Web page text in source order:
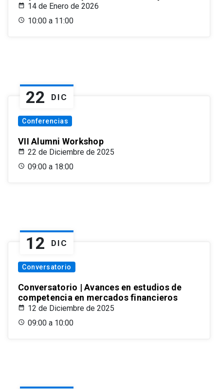
14 de Enero de 2026
10:00 a 11:00
22 DIC
Conferencias
VII Alumni Workshop
22 de Diciembre de 2025
09:00 a 18:00
12 DIC
Conversatorio
Conversatorio | Avances en estudios de
competencia en mercados financieros
12 de Diciembre de 2025
09:00 a 10:00